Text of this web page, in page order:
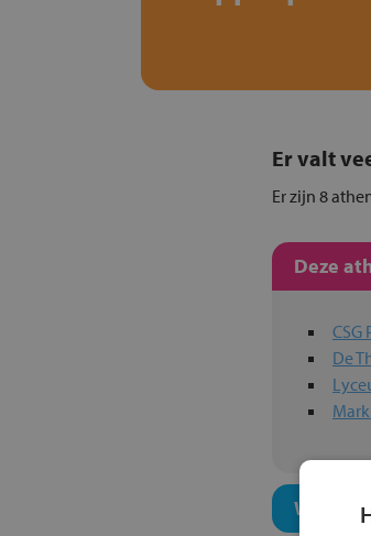
Er valt
Er zijn 8
Deze
CSG
De
Welk